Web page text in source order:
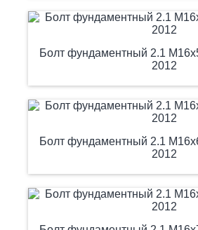
Болт фундаментный 2.1
2012
Болт фундаментный 2.1
2012